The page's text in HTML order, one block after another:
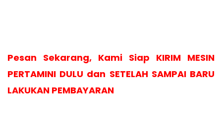
Pesan Sekarang, Kami Siap KIRIM MESIN
PERTAMINI DULU dan SETELAH SAMPAI BARU
LAKUKAN PEMBAYARAN